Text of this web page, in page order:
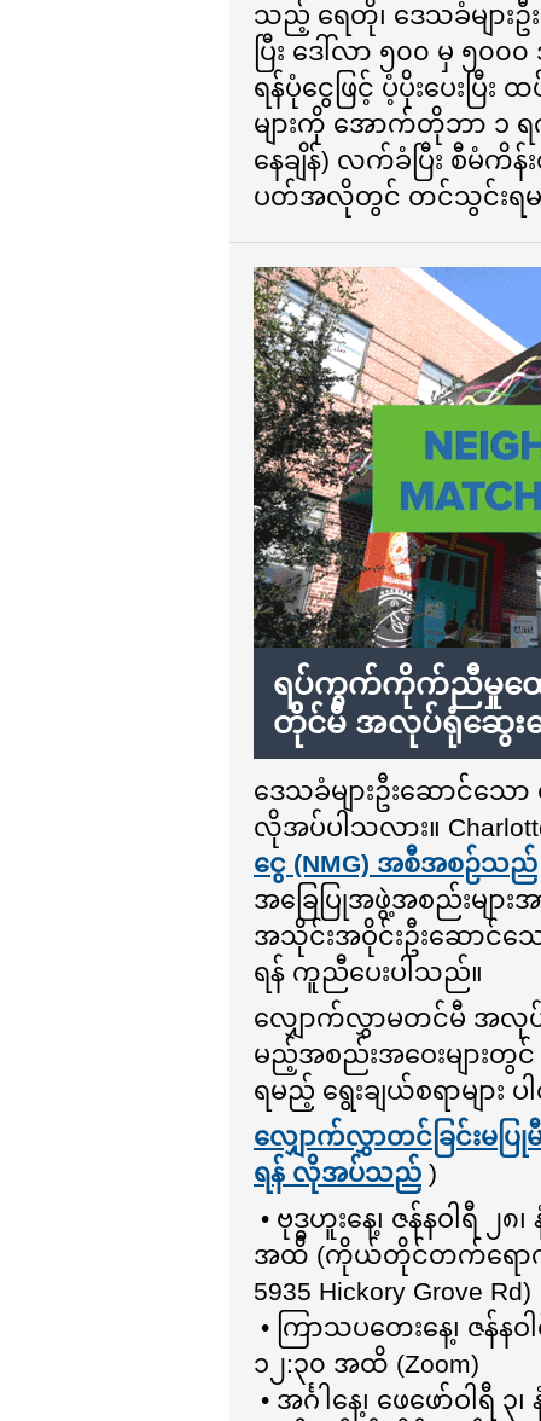
သည့် ရေတို၊ ဒေသခံများဦ
ပြီး ဒေါ်လာ ၅၀၀ မှ ၅၀
ရန်ပုံငွေဖြင့် ပံ့ပိုးပေးပြီ
များကို အောက်တိုဘာ
နေချိန်) လက်ခံပြီး စီမံ
ပတ်အလိုတွင် တင်သွင်းရ
ရပ်ကွက်ကိုက်ညီမှုထော
တိုင်မီ အလုပ်ရုံဆွေးနွ
ဒေသခံများဦးဆောင်သ
လိုအပ်ပါသလား။
ငွေ (NMG) အစီအစဉ်သည်
အခြေပြုအဖွဲ့အစည်းမျာ
အသိုင်းအဝိုင်းဦးဆောင်
ရန် ကူညီပေးပါသည်။
လျှောက်လွှာမတင်မီ အလုပ်
မည့်အစည်းအဝေးများ
ရမည့် ရွေးချယ်စရာများ
လျှောက်လွှာတင်ခြင်းမပြု
ရန် လိုအပ်သည် )
• ဗုဒ္ဓဟူးနေ့၊ ဇန်နဝါရီ
အထိ (ကိုယ်တိုင်တက်ရောက်နိုင်
5935 Hickory Grove Rd)
• ကြာသပတေးနေ့၊ ဇန်န
၁၂:၃၀ အထိ (Zoom)
• အင်္ဂါနေ့၊ ဖေဖော်ဝါရီ